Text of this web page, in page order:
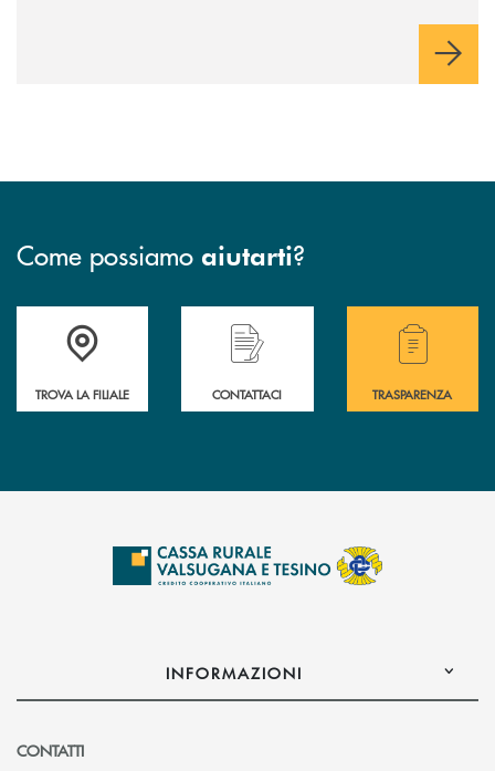
Come possiamo aiutarti?
Accedi all' elenco completo delle filiali .
TROVA LA FILIALE
Hai bisogno di assistenza immediata?
CONTATTACI
Hai bisogno di
TRASPARENZA
INFORMAZIONI
CONTATTI